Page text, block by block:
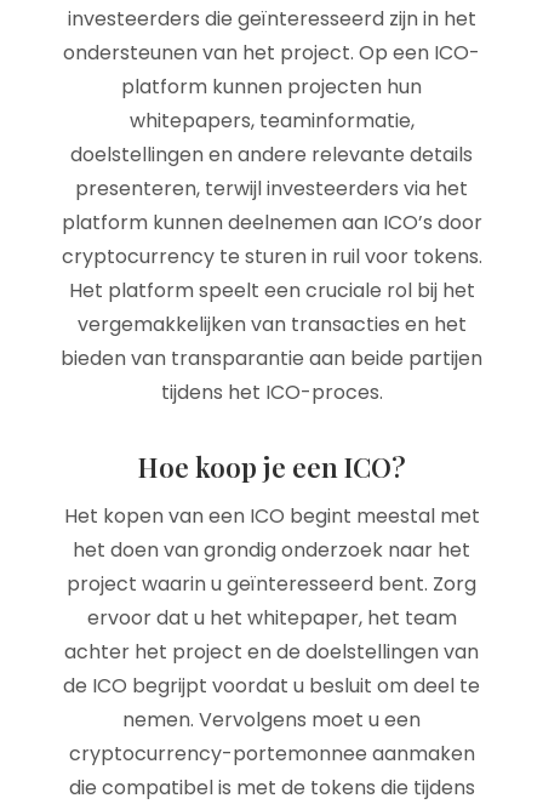
investeerders die geïnteresseerd zijn in het
ondersteunen van het project. Op een ICO-
platform kunnen projecten hun
whitepapers, teaminformatie,
doelstellingen en andere relevante details
presenteren, terwijl investeerders via het
platform kunnen deelnemen aan ICO’s door
cryptocurrency te sturen in ruil voor tokens.
Het platform speelt een cruciale rol bij het
vergemakkelijken van transacties en het
bieden van transparantie aan beide partijen
tijdens het ICO-proces.
Hoe koop je een ICO?
Het kopen van een ICO begint meestal met
het doen van grondig onderzoek naar het
project waarin u geïnteresseerd bent. Zorg
ervoor dat u het whitepaper, het team
achter het project en de doelstellingen van
de ICO begrijpt voordat u besluit om deel te
nemen. Vervolgens moet u een
cryptocurrency-portemonnee aanmaken
die compatibel is met de tokens die tijdens